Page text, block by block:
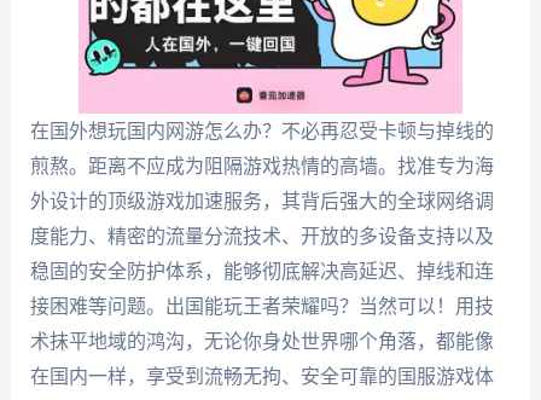
在国外想玩国内网游怎么办？不必再忍受卡顿与掉线的
煎熬。距离不应成为阻隔游戏热情的高墙。找准专为海
外设计的顶级游戏加速服务，其背后强大的全球网络调
度能力、精密的流量分流技术、开放的多设备支持以及
稳固的安全防护体系，能够彻底解决高延迟、掉线和连
接困难等问题。出国能玩王者荣耀吗？当然可以！用技
术抹平地域的鸿沟，无论你身处世界哪个角落，都能像
在国内一样，享受到流畅无拘、安全可靠的国服游戏体